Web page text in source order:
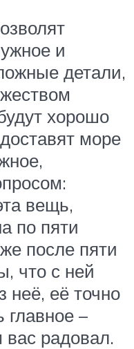
и
детали,
хорошо
море
вещь,
по пяти
после пяти
что с ней
неё, её точно
главное –
радовал.